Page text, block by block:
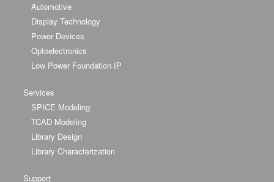
Automotive
Display Technology
Power Devices
Optoelectronics
Low Power Foundation IP
Services
SPICE Modeling
TCAD Modeling
Library Design
Library Characterization
Support